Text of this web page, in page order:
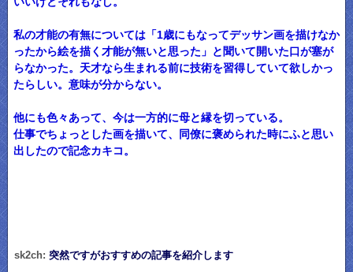
私の才能の有無については「1歳にもなってデッサン画を描けなか
ったから絵を描く才能が無いと思った」と聞いて開いた口が塞が
らなかった。天才なら生まれる前に技術を習得していて欲しかっ
たらしい。意味が分からない。
他にも色々あって、今は一方的に母と縁を切っている。
仕事でちょっとした画を描いて、同僚に褒められた時にふと思い
出したので記念カキコ。
sk2ch: 突然ですがおすすめの記事を紹介します